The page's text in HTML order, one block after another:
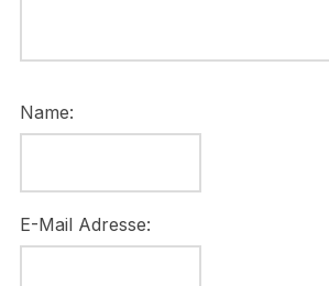
Name:
E-Mail Adresse: